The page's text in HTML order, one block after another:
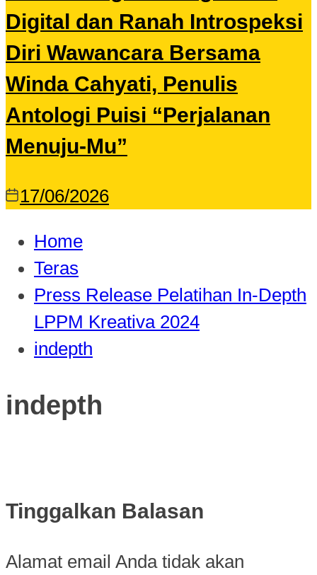
Digital dan Ranah Introspeksi
Diri Wawancara Bersama
Winda Cahyati, Penulis
Antologi Puisi “Perjalanan
Menuju-Mu”
17/06/2026
Home
Teras
Press Release Pelatihan In-Depth
LPPM Kreativa 2024
indepth
indepth
Tinggalkan Balasan
Alamat email Anda tidak akan